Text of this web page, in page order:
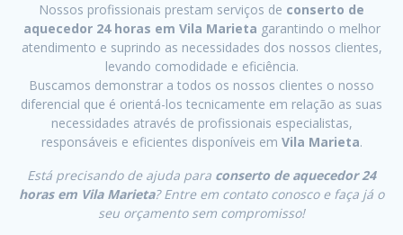
Nossos profissionais prestam serviços de conserto de
aquecedor 24 horas em Vila Marieta garantindo o melhor
atendimento e suprindo as necessidades dos nossos clientes,
levando comodidade e eficiência.
Buscamos demonstrar a todos os nossos clientes o nosso
diferencial que é orientá-los tecnicamente em relação as suas
necessidades através de profissionais especialistas,
responsáveis e eficientes disponíveis em Vila Marieta.
Está precisando de ajuda para conserto de aquecedor 24
horas em Vila Marieta? Entre em contato conosco e faça já o
seu orçamento sem compromisso!